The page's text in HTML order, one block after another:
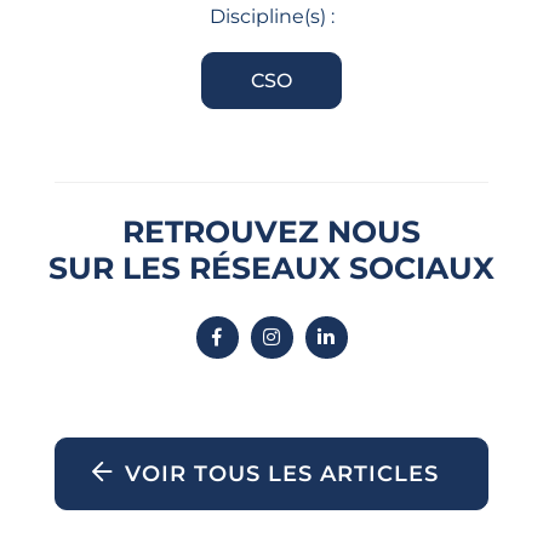
Discipline(s) :
CSO
RETROUVEZ NOUS
SUR LES RÉSEAUX SOCIAUX
VOIR TOUS LES ARTICLES